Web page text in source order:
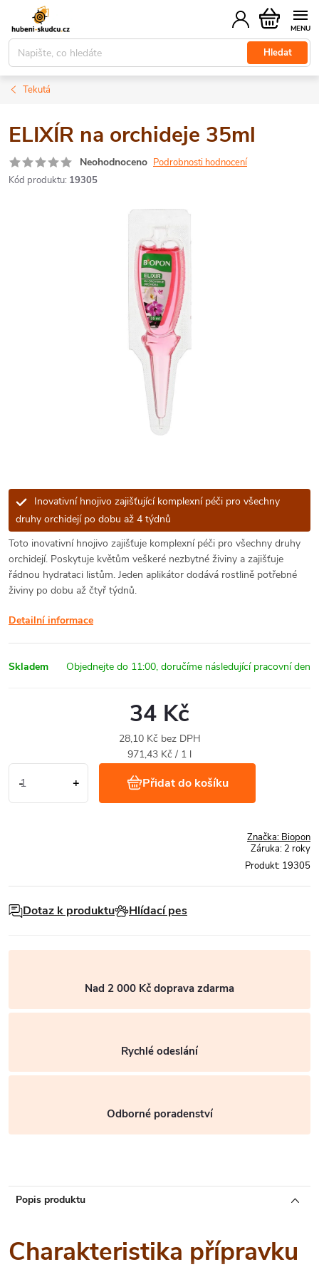
obsah
Hledat
Nákupní
košík
Tekutá
ELIXÍR na orchideje 35ml
Neohodnoceno Podrobnosti hodnocení
Kód produktu: 19305
Inovativní hnojivo zajišťující komplexní péči pro všechny
druhy orchidejí po dobu až 4 týdnů
Toto inovativní hnojivo zajišťuje komplexní péči pro všechny druhy
orchidejí. Poskytuje květům veškeré nezbytné živiny a zajišťuje
řádnou hydrataci listům. Jeden aplikátor dodává rostlině potřebné
živiny po dobu až čtyř týdnů.
Detailní informace
Skladem
34 Kč
28,10 Kč bez DPH
Měrná
971,43 Kč / 1 l
Přidat do košíku
Značka: Biopon
Záruka: 2 roky
Produkt: 19305
Dotaz k produktu Hlídací pes
Nad 2 000 Kč doprava zdarma
Rychlé odeslání
Odborné poradenství
Popis produktu
Charakteristika přípravku